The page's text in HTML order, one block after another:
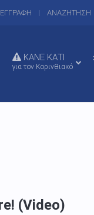
ΕΓΓΡΑΦΗ ΑΝΑΖΗΤΗΣΗ
ΚΑΝΕ ΚΑΤΙ
για τον Κορινθιακό
(Video)